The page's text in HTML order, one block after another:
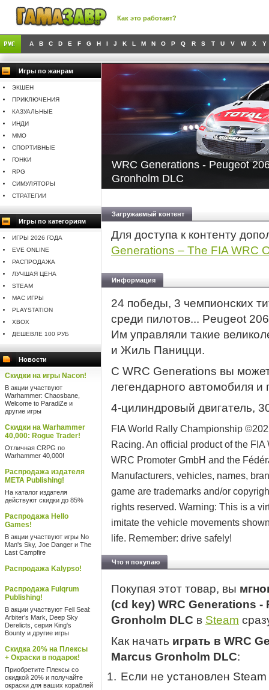
Как это работает?
A B C D E F G H I J K L M N O P Q R S T U V W X Y
Игры по жанрам
ЭКШЕН
ПРИКЛЮЧЕНИЯ
КАЗУАЛЬНЫЕ
ИНДИ
MMO
СПОРТИВНЫЕ
ГОНКИ
RPG
СИМУЛЯТОРЫ
СТРАТЕГИИ
Игры по категориям
ИГРЫ 2026 ГОДА
EVE ONLINE
РАСПРОДАЖА
ЛУЧШАЯ ЦЕНА
STEAM
MAC ИГРЫ
PLAYSTATION
XBOX
ДЕШЕВЛЕ 100 РУБ
Новости
Скидки на игры Nacon!
В акции участвуют
Warhammer: Chaosbane,
Welcome to ParadiZe и
другие игры
Скидки на Warhammer
40,000: Rogue Trader!
Отличная CRPG по
Warhammer 40,000!
Распродажа издателя
META Publishing!
На каталог издателя
действуют скидки до 85%
Распродажа Hello
Games!
В акции участвуют игры No
Man's Sky, Joe Danger и The
Last Campfire
Распродажа Kalypso!
Распродажа Fulqrum
Publishing!
В акции участвуют Fell Seal:
Arbiter's Mark, Deep Sky
Derelicts, серия King's
Bounty и другие игры
Скидка 20% на Плексы
+ Окраски в подарок!
Приобретите Плексы со
скидкой 20% и получайте
окраски для ваших кораблей
WRC Generations - Peugeot
Gronholm DLC
Загружаемый контент
Для доступа к контенту
Generations – The FIA WRC
Информация
24 победы, 3 чемпионских
среди пилотов... Peugeot
Им управляли такие
и Жиль Паницци.
С WRC Generations вы
легендарного автомобиля и
4-цилиндровый двигатель,
FIA World Rally Championship
Racing. An official product of the
WRC Promoter GmbH and the
Manufacturers, vehicles, names,
game are trademarks and/or
rights reserved. Warning: This is a
imitate the vehicle movements
life. Remember: drive safely!
Что я покупаю
Покупая этот товар, вы
(cd key) WRC Generations -
Gronholm DLC в Steam
Как начать играть в WRC
Marcus Gronholm DLC:
Если не установлен